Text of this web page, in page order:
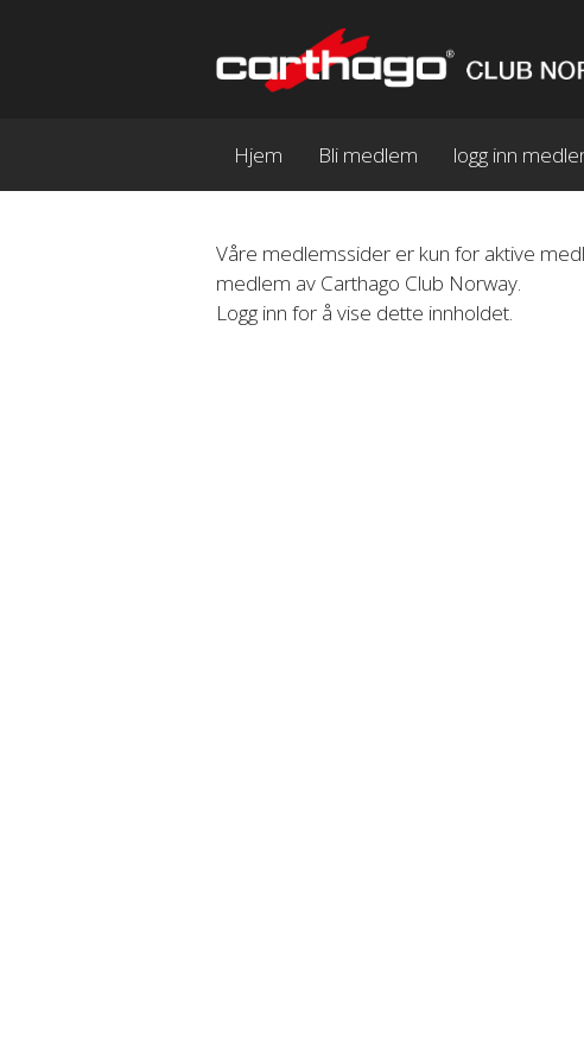
Hjem Bli medlem logg inn
Våre medlemssider er kun for aktive
medlem av Carthago Club Norway.
Logg inn for å vise dette innholdet.